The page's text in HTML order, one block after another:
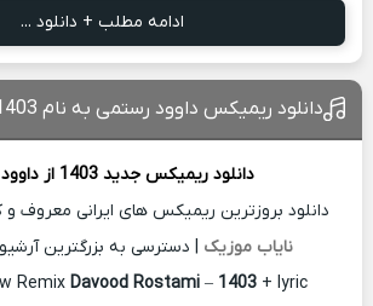
ادامه مطلب + دانلود ...
دانلود ریمیکس داوود رستمی به نام 1403
دانلود ریمیکس جدید
دانلود بروزترین ریمیکس های ایرانی معروف
نایاب موزیک | دسترسی به بزرگترین
Remix Davood Rostami– 1403+ lyric